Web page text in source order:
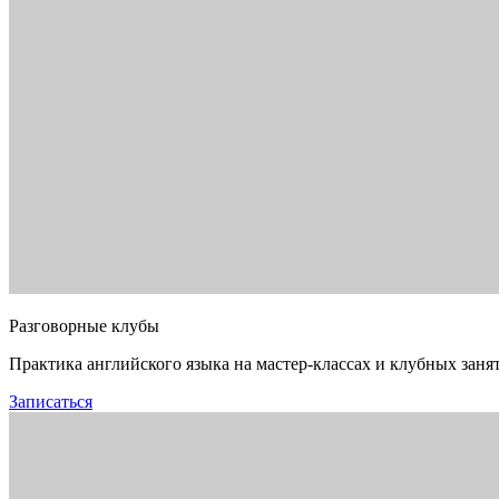
Разговорные клубы
Практика английского языка на мастер-классах и клубных
Записаться